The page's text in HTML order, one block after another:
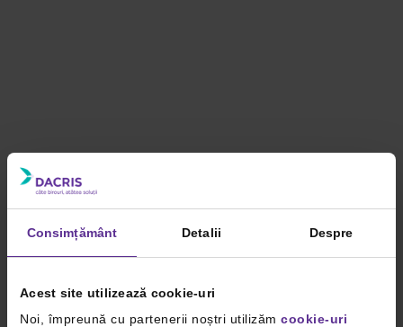
Consimțământ Detalii Despre
Acest site utilizează cookie-uri
Noi, împreună cu partenerii noștri utilizăm cookie-uri